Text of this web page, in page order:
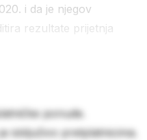
i da je njegov
rezultate prijetnja
ponude.
isključivo pretplatnicima.